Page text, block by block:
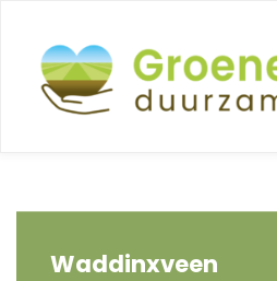
inhoud
Waddinxveen